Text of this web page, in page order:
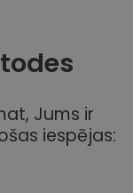
Jums ir
iespējas: